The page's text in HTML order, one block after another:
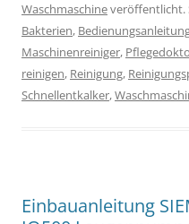
Waschmaschineveröffentlicht.
Bakterien,
Maschinenreiniger,
reinigen, Reinigung,
Schnellentkalker,
Einbauanleitung